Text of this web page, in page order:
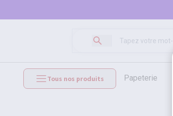
Tous nos produits papeterie
mobilier et